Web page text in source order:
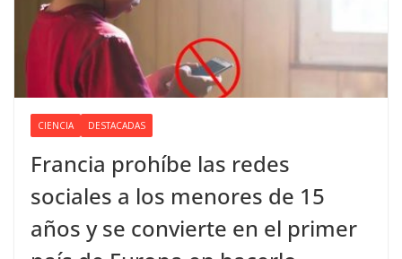
CIENCIA DESTACADAS
Francia prohíbe las redes
sociales a los menores de 15
años y se convierte en el primer